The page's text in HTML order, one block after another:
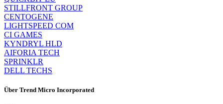
STILLFRONT GROUP
CENTOGENE
LIGHTSPEED COM
CI GAMES
KYNDRYL HLD
AIFORIA TECH
SPRINKLR
DELL TECHS
Über Trend Micro Incorporated